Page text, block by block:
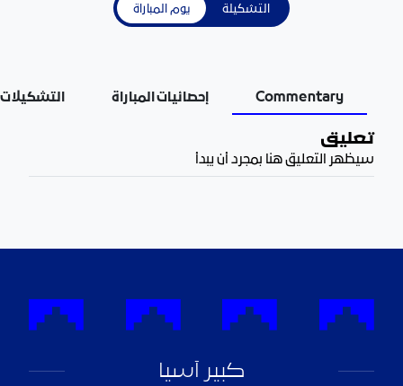
التشكيلة يوم المباراة
Commentary إحصائيات المباراة التشكيلات
تعليق
سيظهر التعليق هنا بمجرد أن يبدأ
كبير آسيا